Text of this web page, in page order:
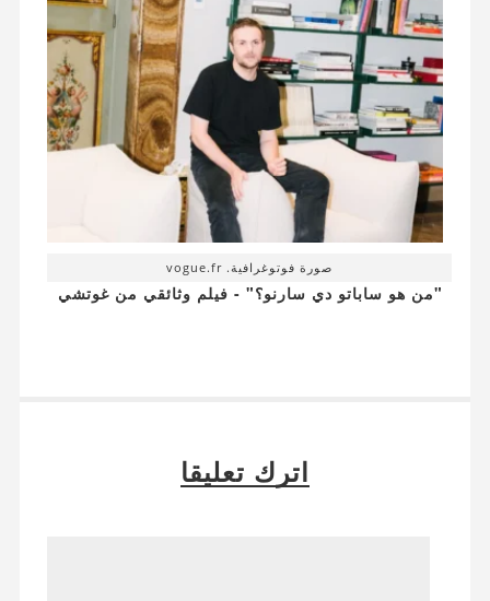
صورة فوتوغرافية. vogue.fr
"من هو ساباتو دي سارنو؟" - فيلم وثائقي من غوتشي
اترك تعليقا